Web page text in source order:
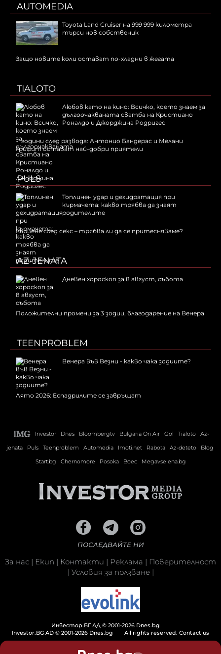
AUTOMEDIA
Toyota Land Cruiser на 999 999 километра
търси нов собственик
Защо новите коли остават по-хладни в жегата
TIALOTO
Любов като на кино: Всичко, което знаем за
дългоочакваната сватба на Кристиано
Роналдо и Джорджина Родригес
11 години след развода: Антонио Бандерас и Мелани
Грифит остават най-добри приятели
PULS
Топлинен удар и дехидратация при
кърмачета: какво трябва да знаят
родителите
Кървене след секс – трябва ли да се притесняваме?
AZ-JENATA
Дневен хороскоп за 8 август, събота
Положителни промени за 3 зодии, благодарение на Венера
TEENPROBLEM
Венера във Везни - какво чака зодиите?
Лято 2026: Еспадрилите се завръщат
Investor Dnes Bloombergtv Bulgaria On Air Gol Tialoto
Az-
jenata
Puls Teenproblem Automedia Imoti.net Rabota Az-deteto
Blog
Start.bg
Chernomore Posoka Boec Megavselena.bg
ПОСЛЕДВАЙТЕ НИ
За нас | Екип | Контакти | Реклама | Поверителност
| Условия за ползване|
Инвестор.БГ АД © 2001-2026 Dnes.bg
Investor.BG AD © 2001-2026 Dnes.bg
All rights reserved. Contact us